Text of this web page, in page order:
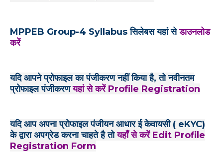
MPPEB Group-4 Syllabus सिलेबस यहां सेडाउनलोड
करें
यदि आपने प्रोफाइल का पंजीकरण नहीं किया है, तो नवीनतम
प्रोफाइल पंजीकरणयहां से करें Profile Registration
यदि आप अपना प्रोफाइल पंजीयन आधार ई केवायसी ( eKYC)
के द्वारा अपग्रेड करना चाहते है तोयहाँ से करें Edit Profile
Registration Form